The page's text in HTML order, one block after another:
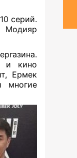
серий.
Модияр
и кино
Ермек
многие